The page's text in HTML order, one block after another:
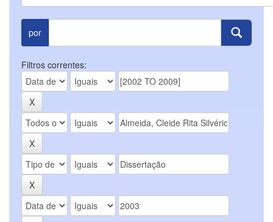
por
Filtros correntes: